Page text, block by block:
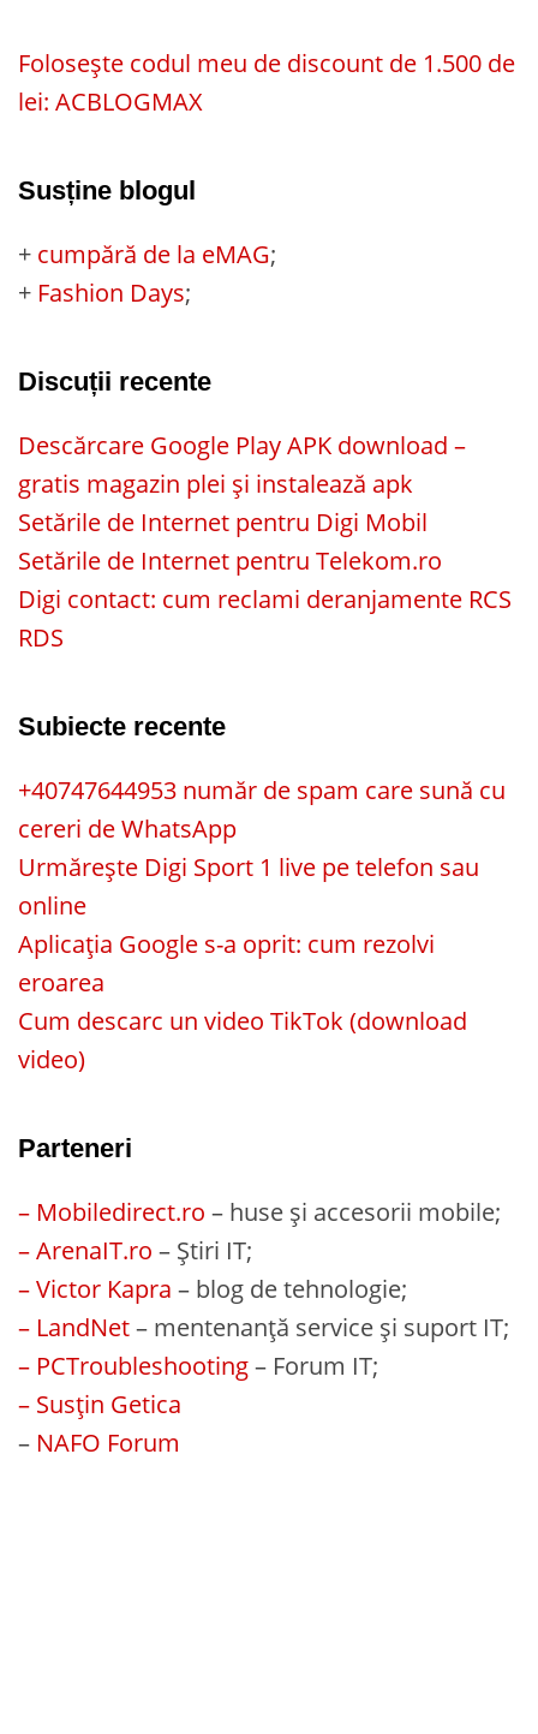
Folosește codul meu de discount de 1.500 de
lei: ACBLOGMAX
Susține blogul
+ cumpără de la eMAG;
+ Fashion Days;
Discuții recente
Descărcare Google Play APK download –
gratis magazin plei și instalează apk
Setările de Internet pentru Digi Mobil
Setările de Internet pentru Telekom.ro
Digi contact: cum reclami deranjamente RCS
RDS
Subiecte recente
+40747644953 număr de spam care sună cu
cereri de WhatsApp
Urmărește Digi Sport 1 live pe telefon sau
online
Aplicația Google s-a oprit: cum rezolvi
eroarea
Cum descarc un video TikTok (download
video)
Parteneri
– Mobiledirect.ro – huse și accesorii mobile;
– ArenaIT.ro – Știri IT;
– Victor Kapra – blog de tehnologie;
– LandNet– mentenanță service și suport IT;
– PCTroubleshooting– Forum IT;
– Susțin Getica
– NAFO Forum